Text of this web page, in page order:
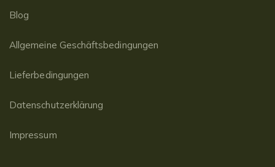
Blog
Allgemeine Geschäftsbedingungen
Lieferbedingungen
Datenschutzerklärung
Impressum